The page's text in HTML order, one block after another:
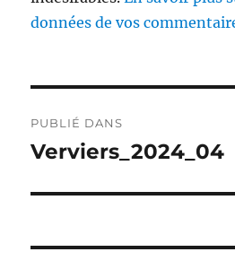
données de vos
de
PUBLIÉ DANS
Verviers_2024_04